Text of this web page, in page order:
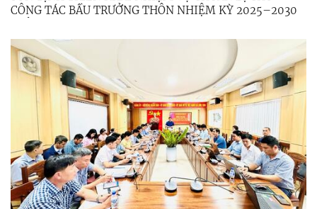
CÔNG TÁC BẦU TRƯỞNG THÔN NHIỆM KỲ 2025–2030